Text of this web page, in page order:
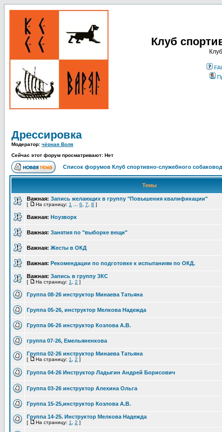
Клуб
Дрессировка
Модератор: чёрная Воля
Сейчас этот форум просматривают: Нет
Список форумов Клуб спортивно-служебного
Темы
Важная: Запись желающих в группу "Повышения квалификации"
[ На страницу: 1 6 7 8 ]
Важная: Ноузворк
Важная: Занятия по "выборке вещи"
Важная: Жесты в ОКД
Важная: Рекомендации по подготовке к испытаниям по ОКД.
Важная: Запись в группу ЗКС
[ На страницу: 1 2 ]
Группа 08-26 инструктор Минаева Татьяна
Группа 05-26, инструктор Мелкова Надежда
Группа 06-26 инструктор Козлова А.В.
группа 07-26, Емельяненкова
Группа 02-26 инструктор Минаева Татьяна
[ На страницу: 1 2 ]
Группа 04-26 Инструктор Ладыгин Андрей Борисович
Группа 03-26 инструктор Алехина Ольга
Группа 15-25,инструктор Козлова А.В.
Группа 14-25. Инструктор Мелкова Надежда
[ На страницу: 1 2 ]